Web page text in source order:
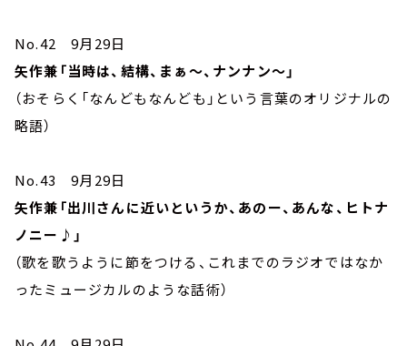
No.42 9月29日
矢作兼「当時は、結構、まぁ～、ナンナン～」
（おそらく「なんどもなんども」という言葉のオリジナルの
略語）
No.43 9月29日
矢作兼「出川さんに近いというか、あのー、あんな、ヒトナ
ノニー♪」
（歌を歌うように節をつける、これまでのラジオではなか
ったミュージカルのような話術）